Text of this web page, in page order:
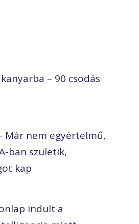
– 90 csodás
Már nem egyértelmű,
ban születik,
kap
indult a